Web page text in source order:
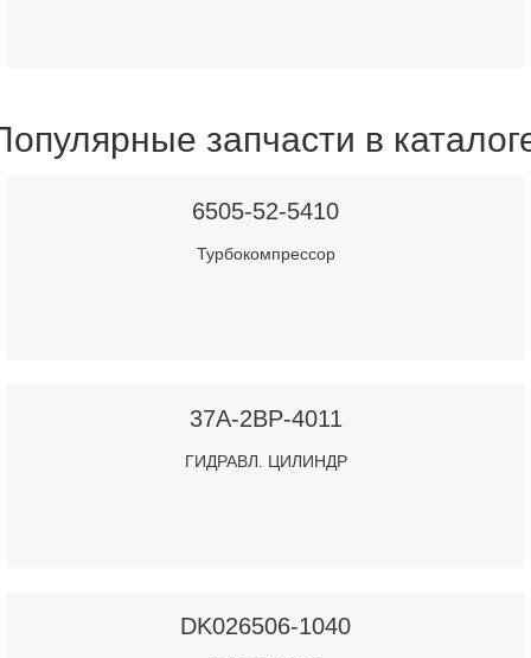
запчасти в
6505-52-5410
Турбокомпрессор
37A-2BP-4011
ГИДРАВЛ. ЦИЛИНДР
DK026506-1040